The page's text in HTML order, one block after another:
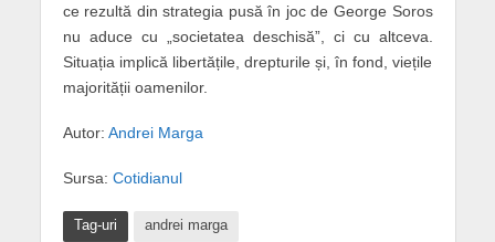
ce rezultă din strategia pusă în joc de George Soros
nu aduce cu „societatea deschisă”, ci cu altceva.
Situația implică libertățile, drepturile și, în fond, viețile
majorității oamenilor.
Autor: Andrei Marga
Sursa: Cotidianul
Tag-uri andrei marga